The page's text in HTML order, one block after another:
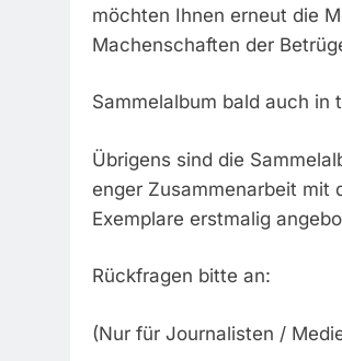
möchten Ihnen erneut die
Machenschaften der
Sammelalbum bald auch in
Übrigens sind die
enger Zusammenarbeit mit
Exemplare erstmalig
Rückfragen bitte an:
(Nur für Journalisten /